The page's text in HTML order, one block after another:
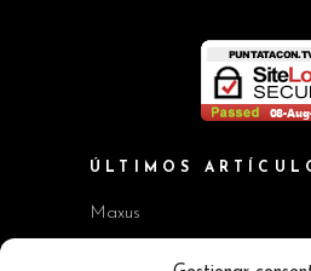
ÚLTIMOS
Maxus
Workshop BMW Neue